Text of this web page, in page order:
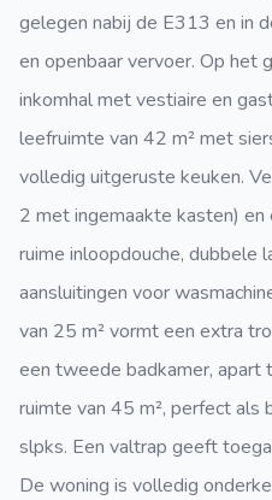
gelegen nabij de E313 en in
en openbaar vervoer. Op het
inkomhal met vestiaire en
leefruimte van 42 m² met
volledig uitgeruste keuken.
2 met ingemaakte kasten)
ruime inloopdouche, dubbele
aansluitingen voor
van 25 m² vormt een extra
een tweede badkamer,
ruimte van 45 m², perfect als
slpks. Een valtrap geeft
De woning is volledig